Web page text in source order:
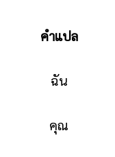
คำแปล
ฉัน
คุณ